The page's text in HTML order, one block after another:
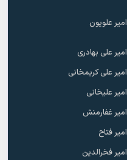
امیر علویون
امیر علی بهادری
امیر علی کریمخانی
امیر علیخانی
امیر غفارمنش
امیر فتاح
امیر فخرالدین